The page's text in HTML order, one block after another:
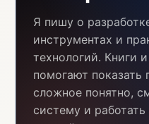
Я пишу о
инструментах и
технологий. Книги
помогают показать
сложное понятно,
систему и